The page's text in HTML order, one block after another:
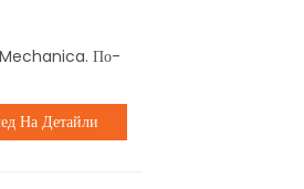
По-
На Детайли